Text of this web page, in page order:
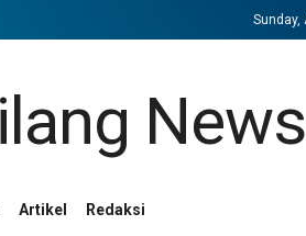
Sunday,
Artikel Redaksi